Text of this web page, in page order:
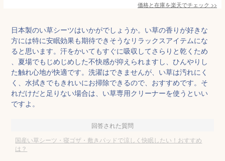
価格と在庫を楽天でチェック >>
日本製のい草シーツはいかがでしょうか。い草の香りが好きな
方には特に安眠効果も期待できそうなリラックスアイテムにな
ると思います。汗をかいてもすぐに吸収してさらりと乾くため
、夏場でもじめじめした不快感が抑えられますし、ひんやりし
た触れ心地が快適です。洗濯はできませんが、い草は汚れにく
く、水拭きでもきれいにお掃除できるので、おすすめです。そ
れだけだと足りない場合は、い草専用クリーナーを使うといい
ですよ。
回答された質問
国産い草シーツ・寝ゴザ・敷きパッドで涼しく快眠したい！おすすめ
は？